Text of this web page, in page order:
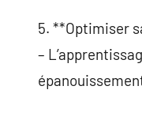
5. **Optimiser
–